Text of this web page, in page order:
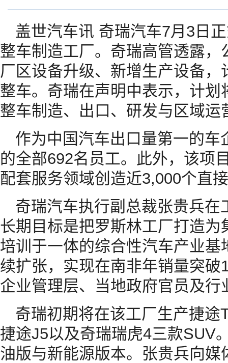
盖世汽车讯 奇瑞汽车7月3日
整车制造工厂。奇瑞高管透露
厂区设备升级、新增生产设备
整车。奇瑞在声明中表示，计
整车制造、出口、研发与区域
作为中国汽车出口量第一的
的全部692名员工。此外，该项
配套服务领域创造近3,000个直
奇瑞汽车执行副总裁张贵兵在
长期目标是把罗斯林工厂打造
培训于一体的综合性汽车产业
续扩张，实现在南非年销量突破
企业管理层、当地政府官员及行
奇瑞初期将在该工厂生产捷
捷途J5以及奇瑞瑞虎4三款SUV
油版与新能源版本。张贵兵向